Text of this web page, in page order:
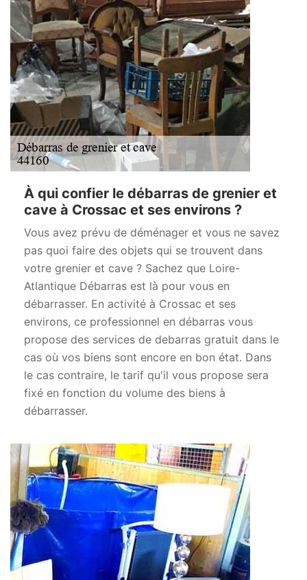
À qui confier le débarras de grenier et
cave à Crossac et ses environs ?
Vous avez prévu de déménager et vous ne savez
pas quoi faire des objets qui se trouvent dans
votre grenier et cave ? Sachez que Loire-
Atlantique Débarras est là pour vous en
débarrasser. En activité à Crossac et ses
environs, ce professionnel en débarras vous
propose des services de debarras gratuit dans le
cas où vos biens sont encore en bon état. Dans
le cas contraire, le tarif qu'il vous propose sera
fixé en fonction du volume des biens à
débarrasser.